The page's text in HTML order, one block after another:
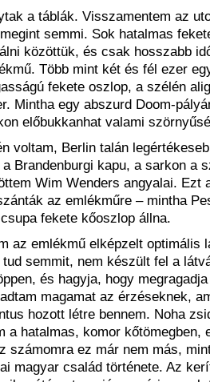
a táblák. Visszamentem az
semmi. Sok hatalmas
közöttük, és csak hosszabb
Több mint két és fél ezer
fekete oszlop, a szélén
Mintha egy abszurd Doom-
előbukkanhat valami
voltam, Berlin talán
Brandenburgi kapu, a sarkon a
Wim Wenders angyalai. Ezt
az emlékműre – mintha
fekete kőoszlop állna.
az emlékmű elképzelt optimális
semmit, nem készült fel a
és hagyja, hogy
magamat az érzéseknek,
hozott létre bennem. Noha
a hatalmas, komor kőtömegben,
számomra ez már nem más,
magyar család története. Az